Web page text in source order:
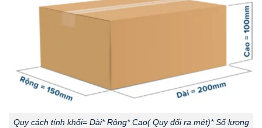
Quy cách tính khối= Dài* Rộng* Cao( Quy đổi ra mét)* Số lượng